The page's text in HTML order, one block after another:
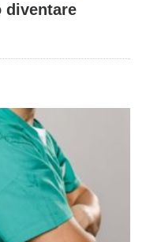
diventare